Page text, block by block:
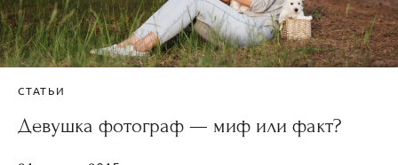
СТАТЬИ
Девушка фотограф — миф или факт?